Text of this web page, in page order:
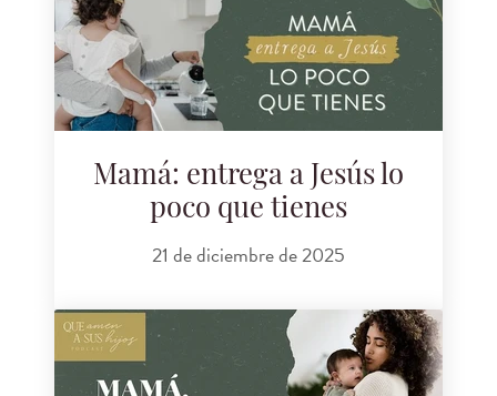
Mamá: entrega a Jesús lo
poco que tienes
21 de diciembre de 2025